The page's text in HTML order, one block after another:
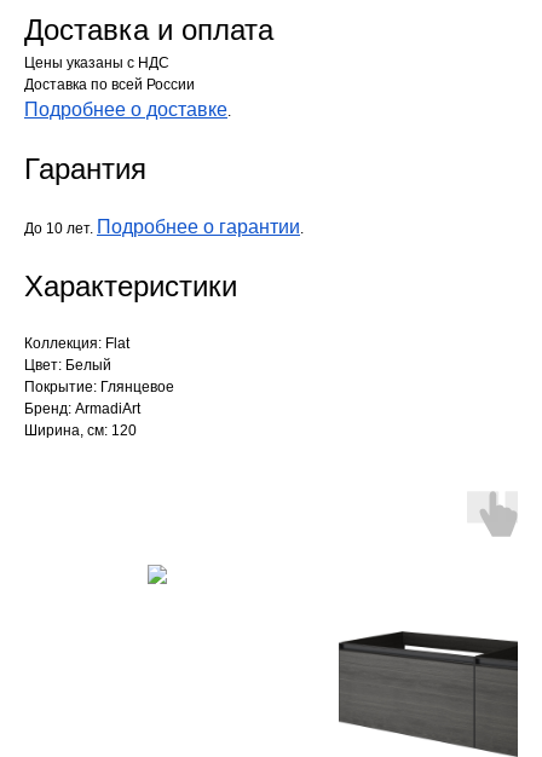
Доставка и оплата
Цены указаны с НДС
Доставка по всей России
Подробнее о доставке.
Гарантия
До 10 лет. Подробнее о гарантии.
Характеристики
Коллекция: Flat
Цвет: Белый
Покрытие: Глянцевое
Бренд: ArmadiArt
Ширина, см: 120